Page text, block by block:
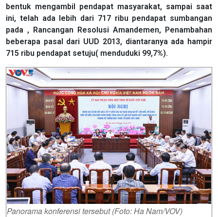
bentuk mengambil pendapat masyarakat, sampai saat
ini, telah ada lebih dari 717 ribu pendapat sumbangan
pada , Rancangan Resolusi Amandemen, Penambahan
beberapa pasal dari UUD 2013, diantaranya ada hampir
715 ribu pendapat setuju( menduduki 99,7%).
Panorama konferensi tersebut (Foto: Ha Nam/VOV)